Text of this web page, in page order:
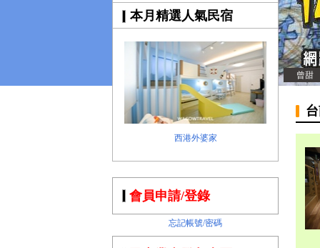
本月精選人氣民宿
西港外婆家
曾甜
會員申請/登錄
忘記帳號/密碼